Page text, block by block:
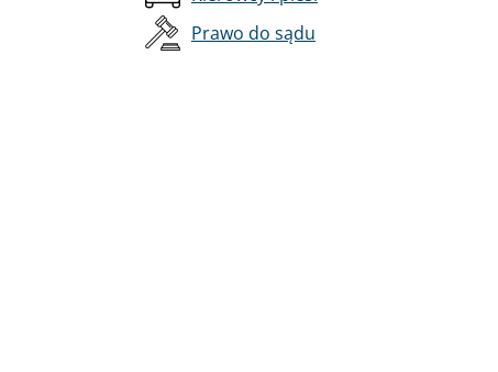
Prawo do sądu